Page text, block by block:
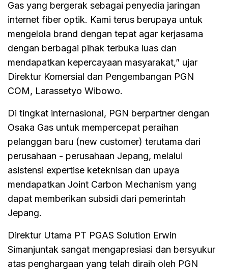
Gas yang bergerak sebagai penyedia jaringan
internet fiber optik. Kami terus berupaya untuk
mengelola brand dengan tepat agar kerjasama
dengan berbagai pihak terbuka luas dan
mendapatkan kepercayaan masyarakat,” ujar
Direktur Komersial dan Pengembangan PGN
COM, Larassetyo Wibowo.
Di tingkat internasional, PGN berpartner dengan
Osaka Gas untuk mempercepat peraihan
pelanggan baru (new customer) terutama dari
perusahaan - perusahaan Jepang, melalui
asistensi expertise keteknisan dan upaya
mendapatkan Joint Carbon Mechanism yang
dapat memberikan subsidi dari pemerintah
Jepang.
Direktur Utama PT PGAS Solution Erwin
Simanjuntak sangat mengapresiasi dan bersyukur
atas penghargaan yang telah diraih oleh PGN